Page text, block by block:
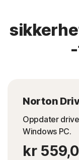
Norton
Oppdater
Windows PC.
kr